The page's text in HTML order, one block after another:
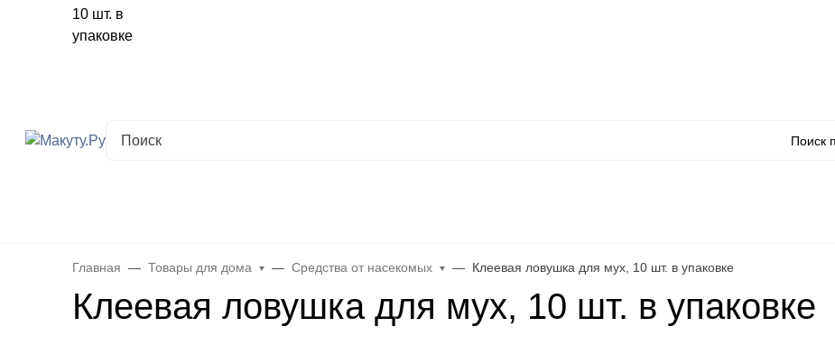
Поиск
Главная Товары для дома Средства от насекомых Клеевая ловушка для мух, 10 шт. в упаковке
Клеевая ловушка для мух, 10 шт. в упаковке